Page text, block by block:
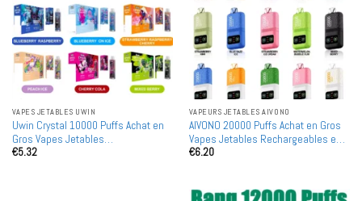
VAPES JETABLES UWIN
Uwin Crystal 10000 Puffs Achat en
Gros Vapes Jetables
Rechargeables en Gros
€5.32
VAPEURS JETABLES AIVONO
AIVONO 20000 Puffs Achat en Gros
Vapes Jetables Rechargeables en
Gros
€6.20